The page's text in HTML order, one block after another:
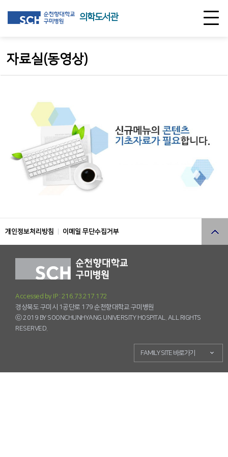
의학도서관
자료실(동영상)
개인정보처리방침 이메일 무단수집거부
Accessed by IP : 216.73.217.172
경상북도 구미시 1공단로 179 순천향대학교 구미병원
ⓒ 2019 BY SOONCHUNHYANG UNIVERSITY HOSPITAL. ALL RIGHTS
RESERVED.
FAMILY SITE 바로가기